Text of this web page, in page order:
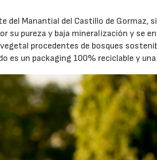
del Manantial del Castillo de Gormaz,
su pureza y baja mineralización y se
procedentes de bosques
es un packaging 100% reciclable y